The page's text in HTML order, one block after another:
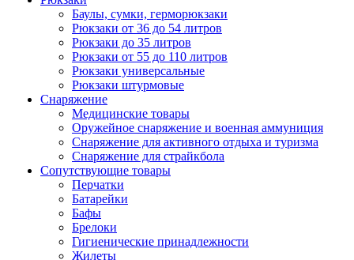
Баулы, сумки, герморюкзаки
Рюкзаки от 36 до 54 литров
Рюкзаки до 35 литров
Рюкзаки от 55 до 110 литров
Рюкзаки универсальные
Рюкзаки штурмовые
Снаряжение
Медицинские товары
Оружейное снаряжение и военная аммуниция
Снаряжение для активного отдыха и туризма
Снаряжение для страйкбола
Сопутствующие товары
Перчатки
Батарейки
Бафы
Брелоки
Гигиенические принадлежности
Жилеты